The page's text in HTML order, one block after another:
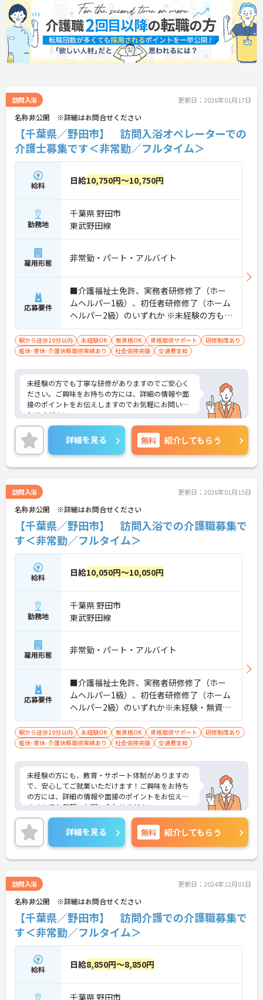
訪問入浴 更新日：2026年01月17日
名称非公開 ※詳細はお問合せください
【千葉県／野田市】 訪問入浴オペレーターでの
介護士募集です＜非常勤／フルタイム＞
給料 日給10,750円～10,750円
勤務地
千葉県 野田市
東武野田線
雇用形態 非常勤・パート・アルバイト
応募要件
■介護福祉士免許、実務者研修修了（ホー
ムヘルパー1級）、初任者研修修了（ホーム
ヘルパー2級）のいずれか ※未経験の方も相
談可 ■普通自動車運転免許（MT）必須
駅から徒歩10分以内 未経験OK 無資格OK 資格取得サポート
研修制度あり
産休･育休･介護休暇取得実績あり
社会保険完備 交通費支給
未経験の方でも丁寧な研修がありますのでご安心く
ださい。ご興味をお持ちの方には、詳細の情報や面
接のポイントをお伝えしますのでお気軽にお問い合
わせください。
詳細を見る 無料 紹介してもらう
訪問入浴 更新日：2026年01月15日
名称非公開 ※詳細はお問合せください
【千葉県／野田市】 訪問入浴での介護職募集で
す＜非常勤／フルタイム＞
給料 日給10,050円～10,050円
勤務地
千葉県 野田市
東武野田線
雇用形態 非常勤・パート・アルバイト
応募要件
■介護福祉士免許、実務者研修修了（ホー
ムヘルパー1級）、初任者研修修了（ホーム
ヘルパー2級）のいずれか※未経験・無資格
の方も相談可
駅から徒歩10分以内 未経験OK 無資格OK 資格取得サポート
研修制度あり
産休･育休･介護休暇取得実績あり
社会保険完備 交通費支給
未経験の方にも、教育・サポート体制がありますの
で、安心してご就業いただけます！ご興味をお持ち
の方には、詳細の情報や面接のポイントをお伝えし
ますのでお気軽にお問い合わせください。
詳細を見る 無料 紹介してもらう
訪問入浴 更新日：2024年12月01日
名称非公開 ※詳細はお問合せください
【千葉県／野田市】 訪問介護での介護職募集で
す＜非常勤／フルタイム＞
給料 日給8,850円～8,850円
千葉県 野田市